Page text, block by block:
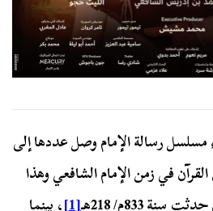
فإن أخطاء مسلسل رسالة الإمام وصل عددها إلى
في زمن الإمام الشافعي وهذا
833م/ 218هـ
[1] ، بينما